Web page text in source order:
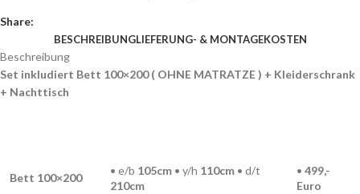
Share:
BESCHREIBUNGLIEFERUNG- & MONTAGEKOSTEN
Beschreibung
Set inkludiert Bett 100×200 ( OHNE MATRATZE ) + Kleiderschrank
+ Nachttisch
Bett 100×200
• e/b 105cm • y/h 110cm • d/t
210cm
• 499,-
Euro